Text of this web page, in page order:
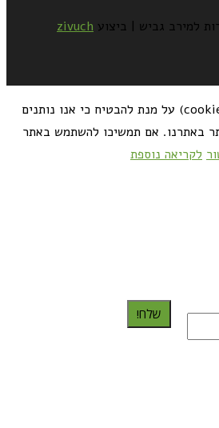
zivuch
אנו משתמשים בעוגיות (cookies) על מנת להבטיח כי אנו נותנים
באתרנו. אם תמשיכו להשתמש באתר
לקריאה נוספת
שלח!